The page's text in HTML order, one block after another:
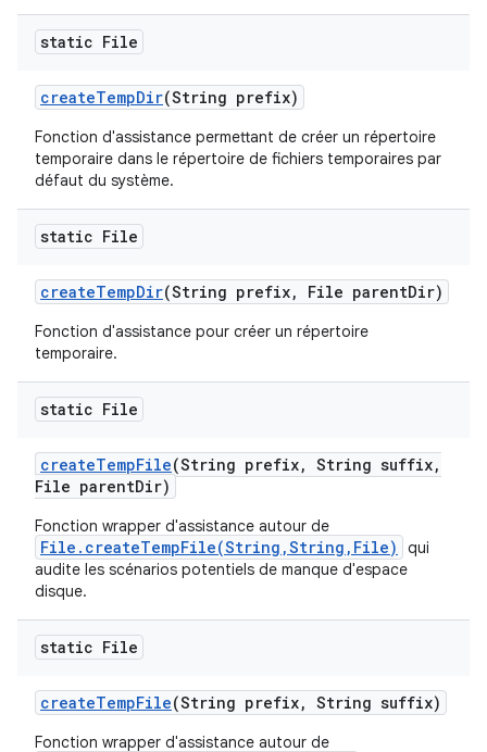
static File
createTempDir(String prefix)
Fonction d'assistance permettant de créer un répertoire
temporaire dans le répertoire de fichiers temporaires par
défaut du système.
static File
createTempDir(String prefix, File parentDir)
Fonction d'assistance pour créer un répertoire
temporaire.
static File
createTempFile(String prefix, String suffix,
File parentDir)
Fonction wrapper d'assistance autour de
File.createTempFile(String,String,File)
qui
audite les scénarios potentiels de manque d'espace
disque.
static File
createTempFile(String prefix, String suffix)
Fonction wrapper d'assistance autour de